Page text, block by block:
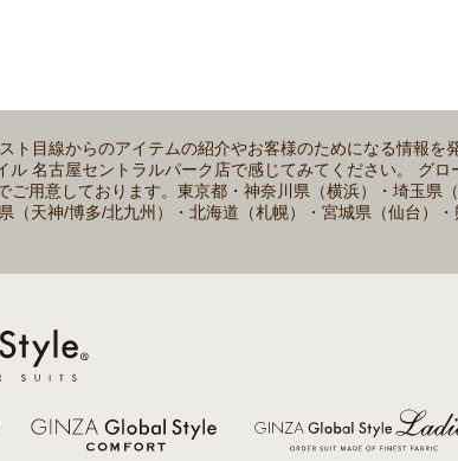
目線からのアイテムの紹介やお客様のためになる情報を
名古屋セントラルパーク店で感じてみてください。 グロ
用意しております。東京都・神奈川県（横浜）・埼玉県
天神/博多/北九州）・北海道（札幌）・宮城県（仙台）